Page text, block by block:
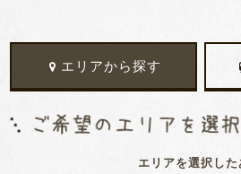
エリアから探す
エリアを選択した